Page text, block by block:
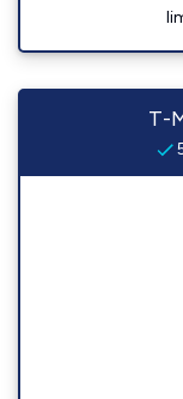
T-